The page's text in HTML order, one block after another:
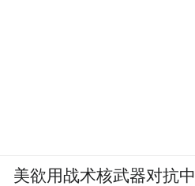
美欲用战术核武器对抗中